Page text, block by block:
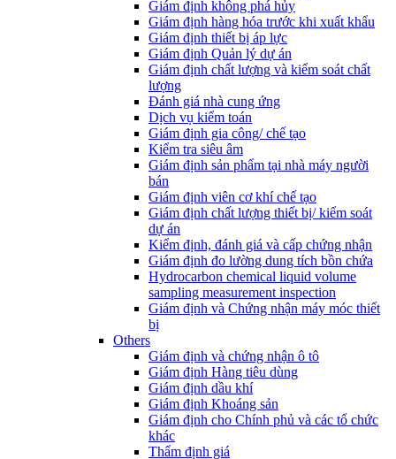
Giám định không phá hủy
Giám định hàng hóa trước khi xuất khẩu
Giám định thiết bị áp lực
Giám định Quản lý dự án
Giám định chất lượng và kiểm soát chất
lượng
Đánh giá nhà cung ứng
Dịch vụ kiểm toán
Giám định gia công/ chế tạo
Kiểm tra siêu âm
Giám định sản phẩm tại nhà máy người
bán
Giám định viên cơ khí chế tạo
Giám định chất lượng thiết bị/ kiểm soát
dự án
Kiểm định, đánh giá và cấp chứng nhận
Giám định đo lường dung tích bồn chứa
Hydrocarbon chemical liquid volume
sampling measurement inspection
Giám định và Chứng nhận máy móc thiết
bị
Others
Giám định và chứng nhận ô tô
Giám định Hàng tiêu dùng
Giám định dầu khí
Giám định Khoáng sản
Giám định cho Chính phủ và các tổ chức
khác
Thẩm định giá